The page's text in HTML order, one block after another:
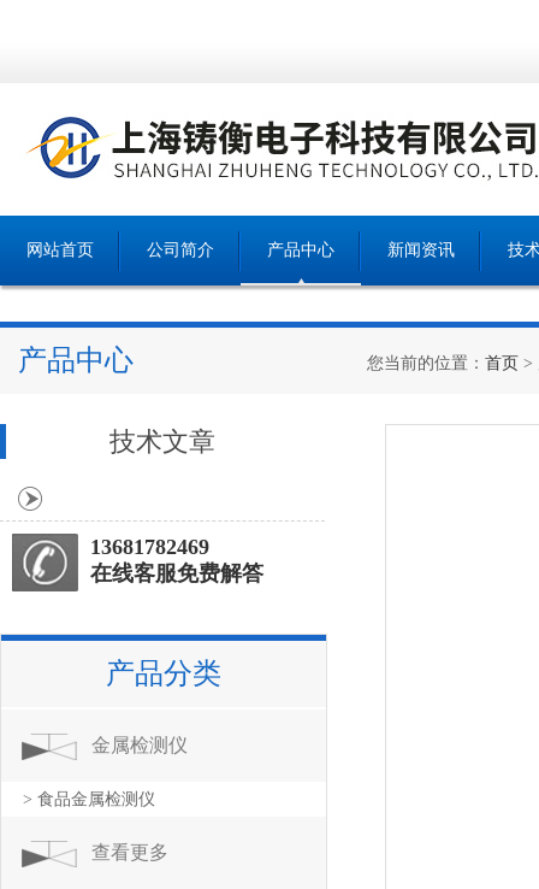
网站首页 公司简介 产品中心 新闻资讯 技
产品中心 您当前的位置： 首页 >
技术文章
13681782469
在线客服免费解答
产品分类
金属检测仪
> 食品金属检测仪
查看更多